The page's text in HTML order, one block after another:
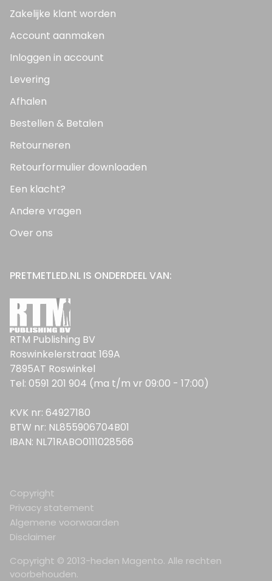
Zakelijke klant worden
Account aanmaken
Inloggen in account
Levering
Afhalen
Bestellen & Betalen
Retourneren
Retourformulier downloaden
Een klacht?
Andere vragen
Over ons
PRETMETLED.NL IS ONDERDEEL VAN:
RTM Publishing BV
Roswinkelerstraat 169A
7895AT Roswinkel
Tel: 0591 201 904 (ma t/m vr 09:00 - 17:00)
KVK nr: 64927180
BTW nr: NL855906704B01
IBAN: NL71RABO0111028566
Copyright © 2013-heden Magento. Alle rechten
voorbehouden.
Copyright
Privacy statement
Algemene voorwaarden
Disclaimer